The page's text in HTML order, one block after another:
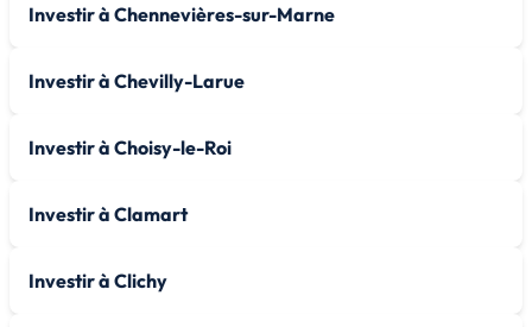
Investir à Chennevières-sur-Marne
Investir à Chevilly-Larue
Investir à Choisy-le-Roi
Investir à Clamart
Investir à Clichy